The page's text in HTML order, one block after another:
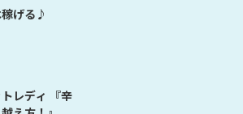
げる♪
ディ 『辛